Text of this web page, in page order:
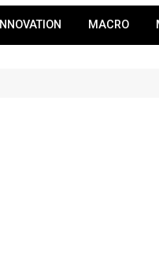
INNOVATION MACRO